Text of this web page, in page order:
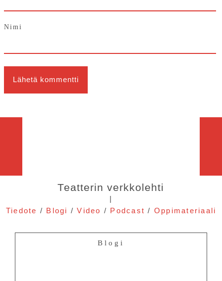
Nimi
Teatterin verkkolehti
|
Tiedote / Blogi /Video / Podcast / Oppimateriaali
Blogi